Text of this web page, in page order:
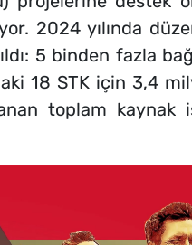
2024 yılında
5 binden fazla
18 STK için 3,4
toplam kaynak